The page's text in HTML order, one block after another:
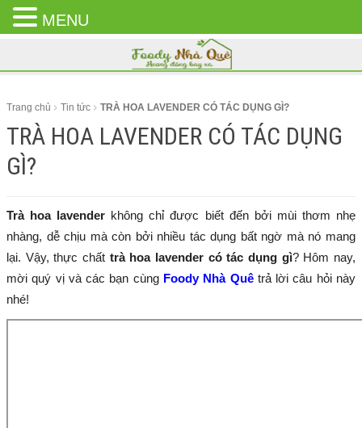
CLOSE
MENU
Trang chủ Tin tức TRÀ HOA LAVENDER CÓ TÁC DỤNG GÌ?
TRÀ HOA LAVENDER CÓ TÁC DỤNG
GÌ?
Trà hoa lavender không chỉ được biết đến bởi mùi thơm nhẹ
nhàng, dễ chịu mà còn bởi nhiều tác dụng bất ngờ mà nó mang
lại. Vậy, thực chất trà hoa lavender có tác dụng gì? Hôm nay,
mời quý vị và các bạn cùng Foody Nhà Quêtrả lời câu hỏi này
nhé!
MENU